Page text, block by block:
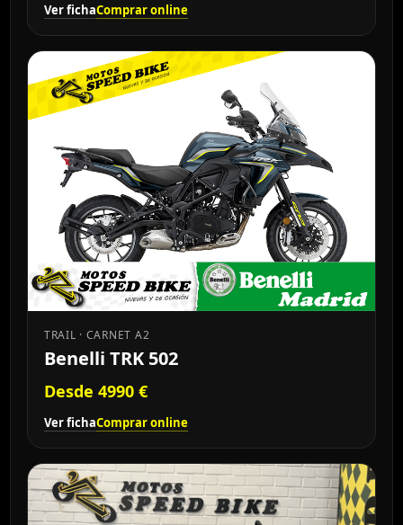
Ver fichaComprar online
TRAIL · CARNET A2
Benelli TRK 502
Desde 4990 €
Ver fichaComprar online